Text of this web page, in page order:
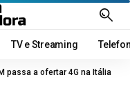
TV e Streaming
passa a ofertar 4G na Itália